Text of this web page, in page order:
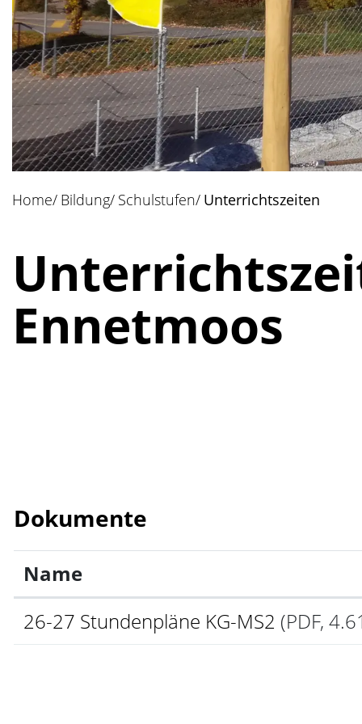
Home Bildung Schulstufen Unterrichtszeiten
Ennetmoos
Dokumente
Name
26-27 Stundenpläne KG-MS2 (PDF,